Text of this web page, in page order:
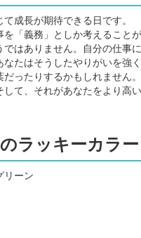
成長が期待できる日です。
「義務」としか考えること
ではありません。自分の仕事
たはそうしたやりがいを強
だったりするかもしれません
して、それがあなたをより高
ラッキーカラー
リーン